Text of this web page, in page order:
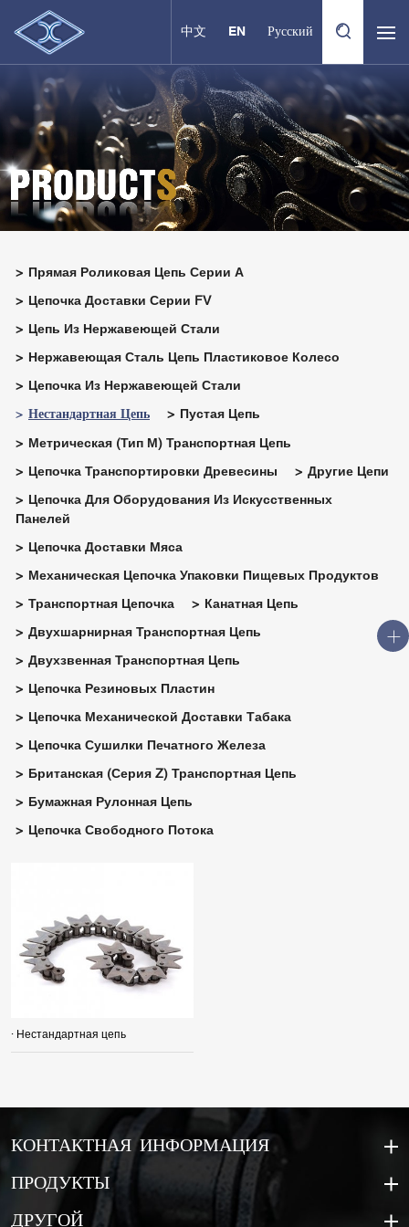
中文 EN Русский
Прямая Роликовая Цепь Серии А
Цепочка Доставки Серии FV
Цепь Из Нержавеющей Стали
Нержавеющая Сталь Цепь Пластиковое Колесо
Цепочка Из Нержавеющей Стали
Нестандартная Цепь
Пустая Цепь
Метрическая (тип М) Транспортная Цепь
Цепочка Транспортировки Древесины
Другие Цепи
Цепочка Для Оборудования Из Искусственных
Панелей
Цепочка Доставки Мяса
Механическая Цепочка Упаковки Пищевых Продуктов
Транспортная Цепочка
Канатная Цепь
Двухшарнирная Транспортная Цепь
Двухзвенная Транспортная Цепь
Цепочка Резиновых Пластин
Цепочка Механической Доставки Табака
Цепочка Сушилки Печатного Железа
Британская (серия Z) Транспортная Цепь
Бумажная Рулонная Цепь
Цепочка Свободного Потока
· Нестандартная цепь
КОНТАКТНАЯ ИНФОРМАЦИЯ
ПРОДУКТЫ
ДРУГОЙ